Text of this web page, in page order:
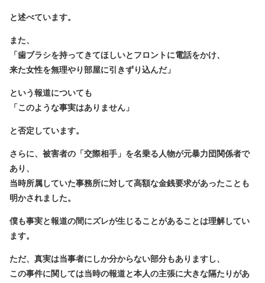
と述べています。
また、
「歯ブラシを持ってきてほしいとフロントに電話をかけ、
来た女性を無理やり部屋に引きずり込んだ」
という報道についても
「このような事実はありません」
と否定しています。
さらに、被害者の「交際相手」を名乗る人物が元暴力団関係者で
あり、
当時所属していた事務所に対して高額な金銭要求があったことも
明かされました。
僕も事実と報道の間にズレが生じることがあることは理解してい
ます。
ただ、真実は当事者にしか分からない部分もありますし、
この事件に関しては当時の報道と本人の主張に大きな隔たりがあ